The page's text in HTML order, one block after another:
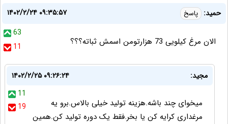
حمید: پاسخ
۱۴۰۲/۲/۲۴ ۰۹:۳۵:۵۷
63
11
الان مرغ کیلویی 73 هزارتومن اسمش ثباته؟؟؟
مجید:
۱۴۰۲/۲/۲۵ ۰۹:۲۶:۲۴
11
19
میخوای چند باشه.هزینه تولید خیلی بالاس.برو یه
مرغداری کرایه کن یا بخر.فقط یک دوره تولید کن.همین